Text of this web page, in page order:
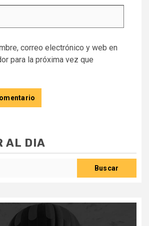
correo electrónico y web en
para la próxima vez que
AL DIA
Buscar